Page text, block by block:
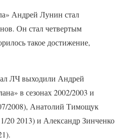
Андрей Лунин стал
Он стал четвертым
такое достижение,
ЛЧ выходили Андрей
в сезонах 2002/2003 и
2008), Анатолий Тимощук
20 2013) и Александр Зинченко